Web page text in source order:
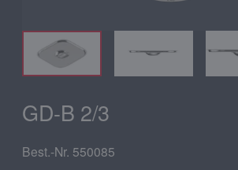
GD-B 2/3
Best.-Nr. 550085